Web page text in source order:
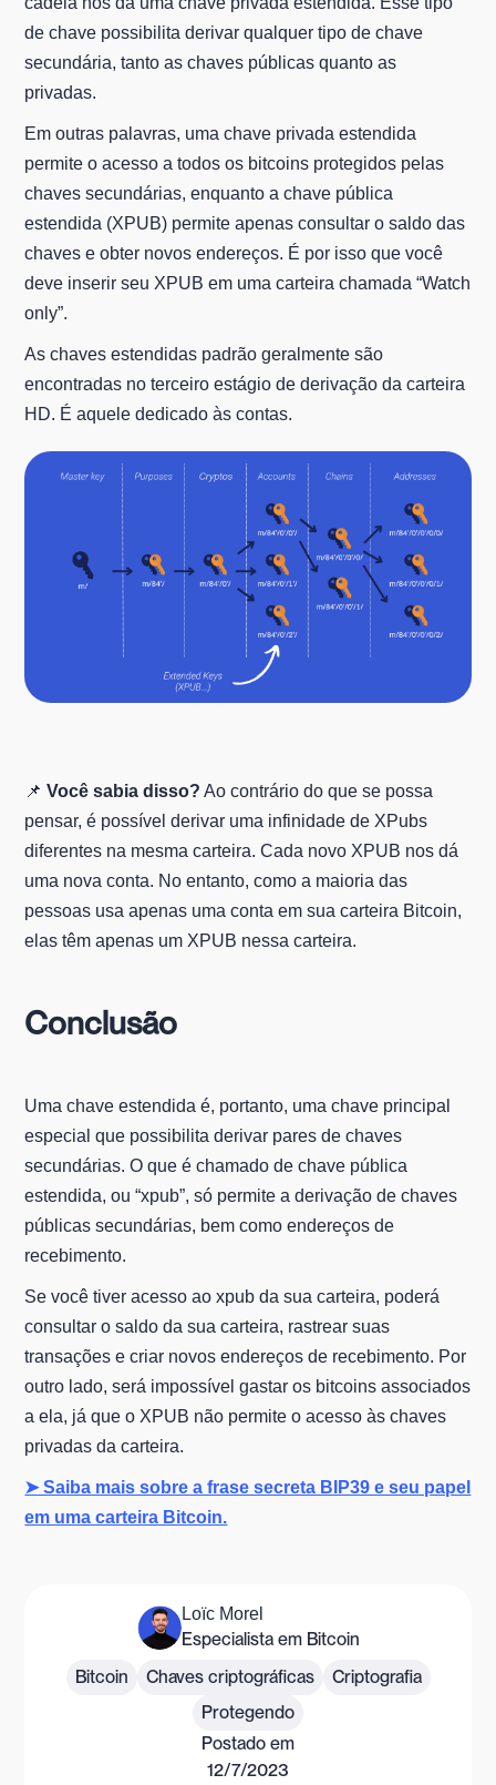
de chave possibilita derivar qualquer tipo de chave
secundária, tanto as chaves públicas quanto as
privadas.
Em outras palavras, uma chave privada estendida
permite o acesso a todos os bitcoins protegidos pelas
chaves secundárias, enquanto a chave pública
estendida (XPUB) permite apenas consultar o saldo das
chaves e obter novos endereços. É por isso que você
deve inserir seu XPUB em uma carteira chamada “Watch
only”.
As chaves estendidas padrão geralmente são
encontradas no terceiro estágio de derivação da carteira
HD. É aquele dedicado às contas.
📌Você sabia disso? Ao contrário do que se possa
pensar, é possível derivar uma infinidade de XPubs
diferentes na mesma carteira. Cada novo XPUB nos dá
uma nova conta. No entanto, como a maioria das
pessoas usa apenas uma conta em sua carteira Bitcoin,
elas têm apenas um XPUB nessa carteira.
Conclusão
Uma chave estendida é, portanto, uma chave principal
especial que possibilita derivar pares de chaves
secundárias. O que é chamado de chave pública
estendida, ou “xpub”, só permite a derivação de chaves
públicas secundárias, bem como endereços de
recebimento.
Se você tiver acesso ao xpub da sua carteira, poderá
consultar o saldo da sua carteira, rastrear suas
transações e criar novos endereços de recebimento. Por
outro lado, será impossível gastar os bitcoins associados
a ela, já que o XPUB não permite o acesso às chaves
privadas da carteira.
➤ Saiba mais sobre a frase secreta BIP39 e seu papel
em uma carteira Bitcoin.
Loïc Morel
Especialista em Bitcoin
Bitcoin
Chaves criptográficas
Criptografia
Protegendo
Postado em
12/7/2023